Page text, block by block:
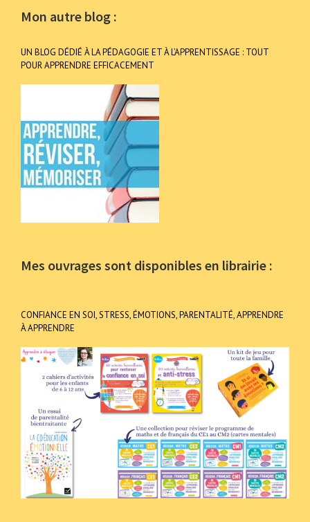
Mon autre blog :
UN BLOG DÉDIÉ À LA PÉDAGOGIE ET À L’APPRENTISSAGE : TOUT
POUR APPRENDRE EFFICACEMENT
Mes ouvrages sont disponibles en librairie :
CONFIANCE EN SOI, STRESS, ÉMOTIONS, PARENTALITÉ, APPRENDRE
À APPRENDRE